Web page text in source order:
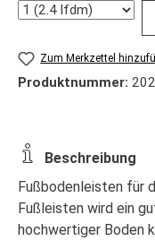
Anzahl
Zum Merkzettel
Produktnummer:
Beschreibung
Fußbodenleisten für
Fußleisten wird ein
hochwertiger Boden